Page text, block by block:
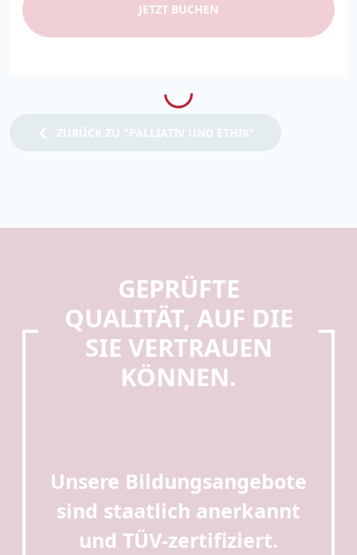
JETZT BUCHEN
ZURÜCK ZU "PALLIATIV UND ETHIK"
GEPRÜFTE
QUALITÄT, AUF DIE
SIE VERTRAUEN
KÖNNEN.
Unsere Bildungsangebote
sind staatlich anerkannt
und TÜV-zertifiziert.